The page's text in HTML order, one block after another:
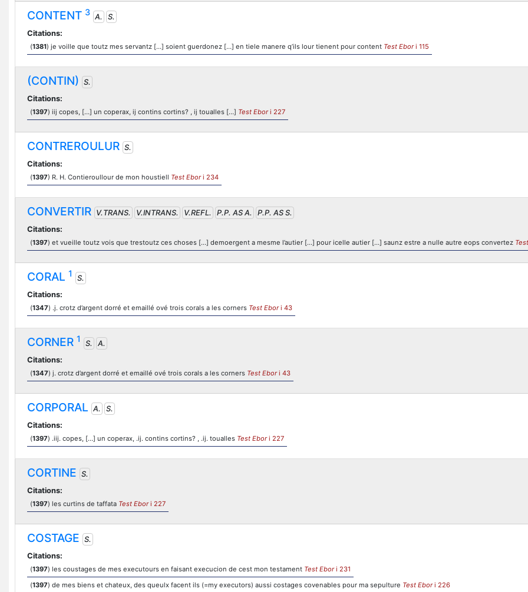
CONTENT 3 A.
S.
Citations:
(1381) je voille que toutz mes servantz […] soient guerdonez […] en tiele manere q’ils lour tienent pour content Test Ebori 115
(CONTIN) S.
Citations:
(1397) iij copes, […] un coperax, ij contins cortins? , ij toualles […] Test Ebori 227
CONTREROULUR S.
Citations:
(1397) R. H. Contieroullour de mon houstiell Test Ebori 234
CONVERTIR V.TRANS. V.INTRANS. V.REFL. P.P. AS A.
P.P. AS S.
Citations:
(1397) et vueille toutz vois que trestoutz ces choses […] demoergent a mesme l’autier […] pour icelle autier […] saunz estre a nulle autre eops convertez
CORAL 1
S.
Citations:
(1347) .j. crotz d’argent dorré et emaillé ové trois corals a les corners Test Ebori 43
CORNER 1 S.
A.
Citations:
(1347) j. crotz d’argent dorré et emaillé ové trois corals a les corners Test Ebori 43
CORPORAL A.
S.
Citations:
(1397) .iij. copes, […] un coperax, .ij. contins cortins? , .ij. toualles Test Ebori 227
CORTINE S.
Citations:
(1397) les curtins de taffata Test Ebori 227
COSTAGE S.
Citations:
(1397) les coustages de mes executours en faisant execucion de cest mon testament Test Ebori 231
(1397) de mes biens et chateux, des queulx facent ils (=my executors) aussi costages covenables pour ma sepulture Test Ebori 226